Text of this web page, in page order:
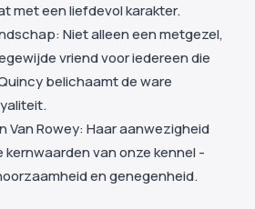
met een liefdevol karakter.
Niet alleen een metgezel,
vriend voor iedereen die
belichaamt de ware
Van Rowey: Haar aanwezigheid
kernwaarden van onze kennel -
en genegenheid.